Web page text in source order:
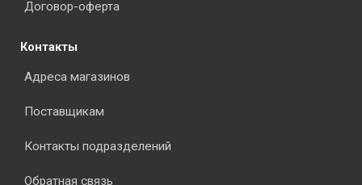
Договор-оферта
Контакты
Адреса магазинов
Поставщикам
Контакты подразделений
Обратная связь